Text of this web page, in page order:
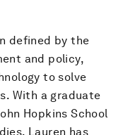
defined by the
and policy,
to solve
With a graduate
Hopkins School
Lauren has